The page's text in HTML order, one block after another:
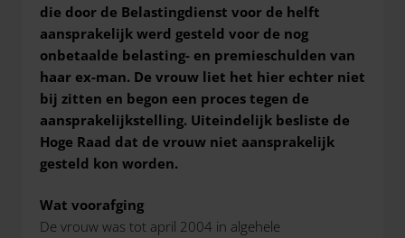
die door de Belastingdienst voor de helft
aansprakelijk werd gesteld voor de nog
onbetaalde belasting- en premieschulden van
haar ex-man. De vrouw liet het hier echter niet
bij zitten en begon een proces tegen de
aansprakelijkstelling. Uiteindelijk besliste de
Hoge Raad dat de vrouw niet aansprakelijk
gesteld kon worden.
Wat voorafging
De vrouw was tot april 2004 in algehele